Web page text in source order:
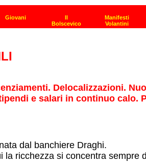
Delocalizzazioni.
e salari in continuo calo.
dal banchiere Draghi.
ricchezza si concentra sempre